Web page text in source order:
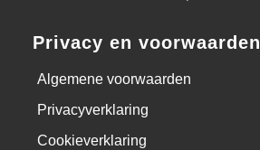
Privacy en voorwaarden
Algemene voorwaarden
Privacyverklaring
Cookieverklaring